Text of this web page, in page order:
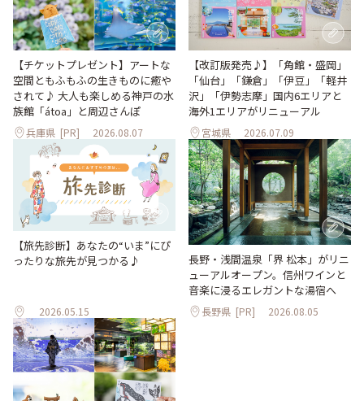
【チケットプレゼント】アートな
空間ともふもふの生きものに癒や
されて♪ 大人も楽しめる神戸の水
族館「átoa」と周辺さんぽ
兵庫県 [PR] 2026.08.07
【改訂版発売♪】「角館・盛岡」
「仙台」「鎌倉」「伊豆」「軽井
沢」「伊勢志摩」国内6エリアと
海外1エリアがリニューアル
宮城県 2026.07.09
【旅先診断】あなたの“いま”にぴ
ったりな旅先が見つかる♪
2026.05.15
長野・浅間温泉「界 松本」がリニ
ューアルオープン。信州ワインと
音楽に浸るエレガントな湯宿へ
長野県 [PR] 2026.08.05